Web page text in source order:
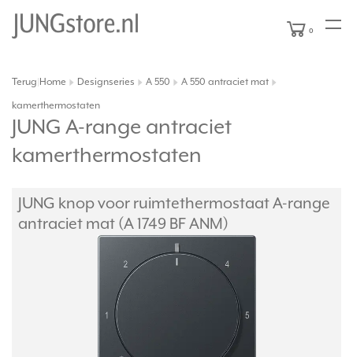
0
Terug Home Designseries A 550
A 550 antraciet mat
kamerthermostaten
JUNG A-range antraciet
kamerthermostaten
JUNG knop voor ruimtethermostaat A-range
antraciet mat (A 1749 BF ANM)